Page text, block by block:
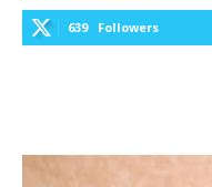
639 Followers